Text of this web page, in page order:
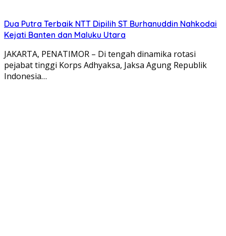
Dua Putra Terbaik NTT Dipilih ST Burhanuddin Nahkodai
Kejati Banten dan Maluku Utara
JAKARTA, PENATIMOR – Di tengah dinamika rotasi
pejabat tinggi Korps Adhyaksa, Jaksa Agung Republik
Indonesia…